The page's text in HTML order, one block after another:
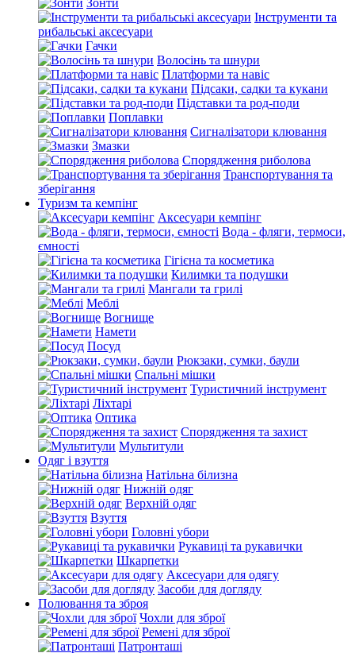
Зонти
Інструменти та
рибальські аксесуари
Гачки
Волосінь та шнури
Платформи та навіс
Підсаки, садки та кукани
Підставки та род-поди
Поплавки
Сигналізатори клювання
Змазки
Спорядження риболова
Транспортування та
зберігання
Туризм та кемпінг
Аксесуари кемпінг
Вода - фляги, термоси,
ємності
Гігієна та косметика
Килимки та подушки
Мангали та грилі
Меблі
Вогнище
Намети
Посуд
Рюкзаки, сумки, баули
Спальні мішки
Туристичний інструмент
Ліхтарі
Оптика
Спорядження та захист
Мультитули
Одяг і взуття
Натільна білизна
Нижній одяг
Верхній одяг
Взуття
Головні убори
Рукавиці та рукавички
Шкарпетки
Аксесуари для одягу
Засоби для догляду
Полювання та зброя
Чохли для зброї
Ремені для зброї
Патронташі